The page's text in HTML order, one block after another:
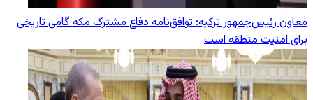
معاون رئیس‌جمهور ترکیه: توافق‌نامه دفاع مشترک مکه گامی تاریخی
برای امنیت منطقه است